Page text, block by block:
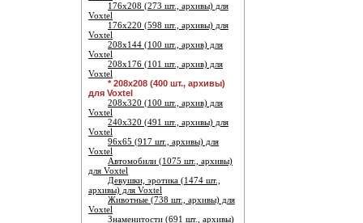
176х208 (273 шт., архивы) для
Voxtel
176х220 (598 шт., архивы) для
Voxtel
208х144 (100 шт., архив) для
Voxtel
208х176 (101 шт., архив) для
Voxtel
* 208х208 (400 шт., архивы)
для Voxtel
208х320 (100 шт., архив) для
Voxtel
240х320 (491 шт., архивы) для
Voxtel
96х65 (917 шт., архивы) для
Voxtel
Автомобили (1075 шт., архивы)
для Voxtel
Девушки, эротика (1474 шт.,
архивы) для Voxtel
Животные (738 шт., архивы) для
Voxtel
Знаменитости (691 шт., архивы)